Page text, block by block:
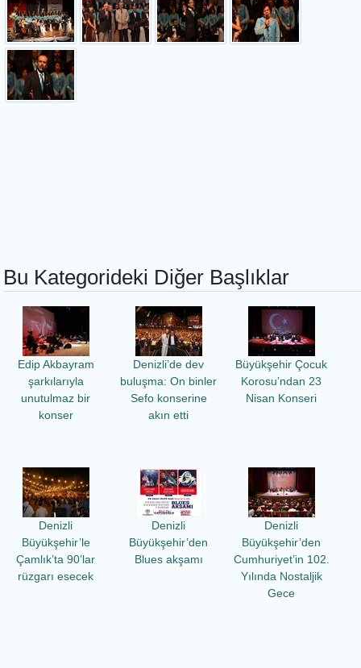
Bu Kategorideki Diğer Başlıklar
Edip Akbayram
şarkılarıyla
unutulmaz bir
konser
Denizli’de dev
buluşma: On binler
Sefo konserine
akın etti
Büyükşehir Çocuk
Korosu’ndan 23
Nisan Konseri
Denizli
Büyükşehir’le
Çamlık’ta 90’lar
rüzgarı esecek
Denizli
Büyükşehir’den
Blues akşamı
Denizli
Büyükşehir’den
Cumhuriyet’in 102.
Yılında Nostaljik
Gece